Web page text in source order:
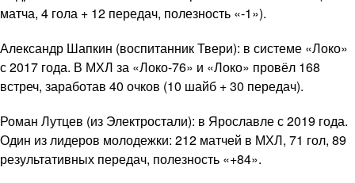
матча, 4 гола + 12 передач, полезность «-1»).
Александр Шапкин (воспитанник Твери): в системе «Локо»
с 2017 года. В МХЛ за «Локо-76» и «Локо» провёл 168
встреч, заработав 40 очков (10 шайб + 30 передач).
Роман Лутцев (из Электростали): в Ярославле с 2019 года.
Один из лидеров молодежки: 212 матчей в МХЛ, 71 гол, 89
результативных передач, полезность «+84».